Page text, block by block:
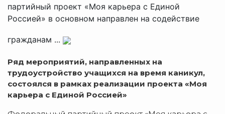
партийный проект «Моя карьера с Единой
Россией» в основном направлен на содействие
гражданам ...
Ряд мероприятий, направленных на
трудоустройство учащихся на время каникул,
состоялся в рамках реализации проекта «Моя
карьера с Единой Россией»